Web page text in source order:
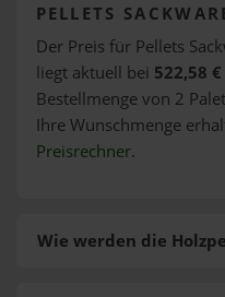
PELLETS
Der Preis für Pellets
liegt aktuell bei 522,58
Bestellmenge von 2
Ihre Wunschmenge
Preisrechner.
Wie werden die